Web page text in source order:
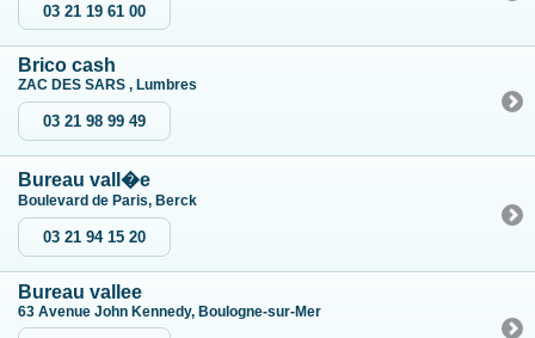
03 21 19 61 00
Brico cash
ZAC DES SARS , Lumbres
03 21 98 99 49
Bureau vall�e
Boulevard de Paris, Berck
03 21 94 15 20
Bureau vallee
63 Avenue John Kennedy, Boulogne-sur-Mer